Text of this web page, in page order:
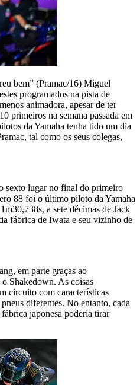
bem” (Pramac/16) Miguel
programados na pista de
animadora, apesar de ter
primeiros na semana passada em
da Yamaha tenha tido um dia
tal como os seus colegas,
sexto lugar no final do primeiro
88 foi o último piloto da Yamaha
a sete décimas de Jack
fábrica de Iwata e seu vizinho de
em parte graças ao
Shakedown. As coisas
circuito com características
diferentes. No entanto, cada
japonesa poderia tirar